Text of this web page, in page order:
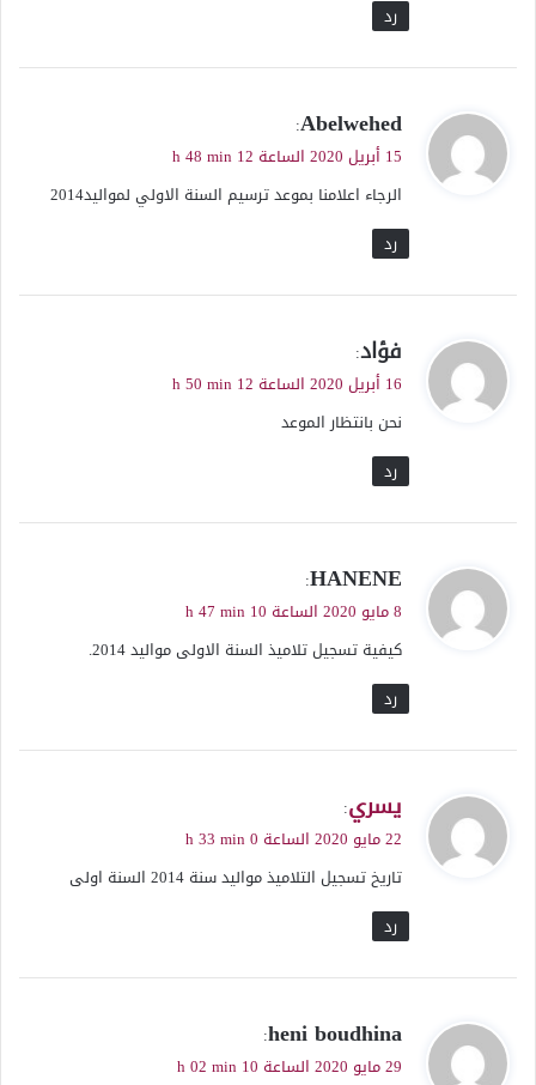
رد
ي
ق
ل
Abelwehed
:
15 أبريل 2020 الساعة 12 h 48 min
الرجاء اعلامنا بموعد ترسيم السنة الاولي لمواليد2014
رد
ي
ق
ل
فؤاد:
16 أبريل 2020 الساعة 12 h 50 min
نحن بانتظار الموعد
رد
ي
ق
ل
HANENE
:
8 مايو 2020 الساعة 10 h 47 min
كيفية تسجيل تلاميذ السنة الاولى مواليد 2014.
رد
ي
ق
ل
يسري:
22 مايو 2020 الساعة 0 h 33 min
تاريخ تسجيل التلاميذ مواليد سنة 2014 السنة اولى
رد
ي
ق
heni boudhina
:
29 مايو 2020 الساعة 10 h 02 min